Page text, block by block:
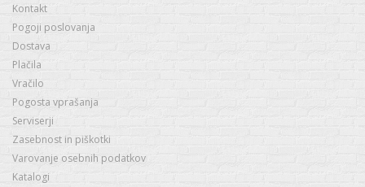
Kontakt
Pogoji poslovanja
Dostava
Plačila
Vračilo
Pogosta vprašanja
Serviserji
Zasebnost in piškotki
Varovanje osebnih podatkov
Katalogi